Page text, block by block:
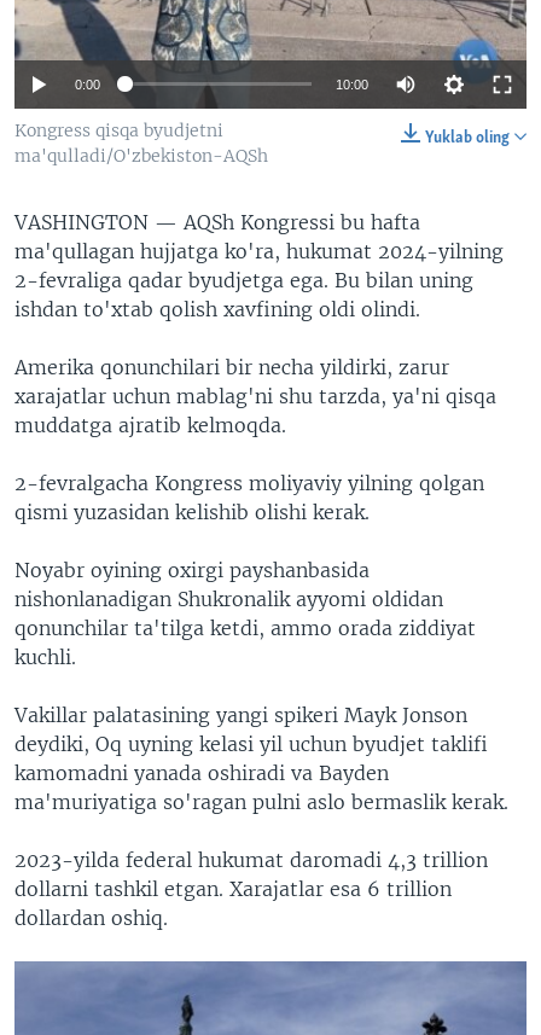
VIDEO
XABARLAR SURATLARDA
ODNOKLASSNIKI
TELEGRAM
TWITTER
SOUNDCLOUD
VOA
0:00 10:00
Yuklab oling
Kongress qisqa byudjetni
ma'qulladi/O'zbekiston-AQSh
VASHINGTON — AQSh Kongressi bu hafta
ma'qullagan hujjatga ko'ra, hukumat 2024-yilning
2-fevraliga qadar byudjetga ega. Bu bilan uning
ishdan to'xtab qolish xavfining oldi olindi.
Amerika qonunchilari bir necha yildirki, zarur
xarajatlar uchun mablag'ni shu tarzda, ya'ni qisqa
muddatga ajratib kelmoqda.
2-fevralgacha Kongress moliyaviy yilning qolgan
qismi yuzasidan kelishib olishi kerak.
Noyabr oyining oxirgi payshanbasida
nishonlanadigan Shukronalik ayyomi oldidan
qonunchilar ta'tilga ketdi, ammo orada ziddiyat
kuchli.
Vakillar palatasining yangi spikeri Mayk Jonson
deydiki, Oq uyning kelasi yil uchun byudjet taklifi
kamomadni yanada oshiradi va Bayden
ma'muriyatiga so'ragan pulni aslo bermaslik kerak.
2023-yilda federal hukumat daromadi 4,3 trillion
dollarni tashkil etgan. Xarajatlar esa 6 trillion
dollardan oshiq.